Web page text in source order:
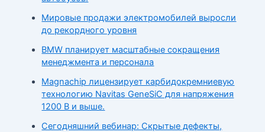
Мировые продажи электромобилей выросли
до рекордного уровня
BMW планирует масштабные сокращения
менеджмента и персонала
Magnachip лицензирует карбидокремниевую
технологию Navitas GeneSiC для напряжения
1200 В и выше.
Сегодняшний вебинар: Скрытые дефекты,